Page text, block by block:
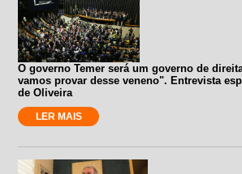
O governo Temer será um governo de
vamos provar desse veneno". Entrevista
de Oliveira
LER MAIS